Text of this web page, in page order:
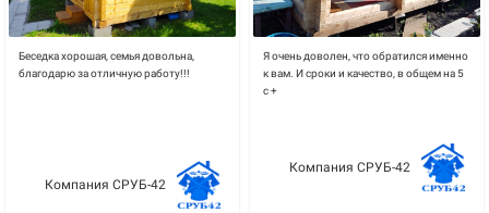
Беседка хорошая, семья довольна,
благодарю за отличную работу!!!
Компания СРУБ-42
Я очень доволен, что обратился именно
к вам. И сроки и качество, в общем на 5
с +
Компания СРУБ-42